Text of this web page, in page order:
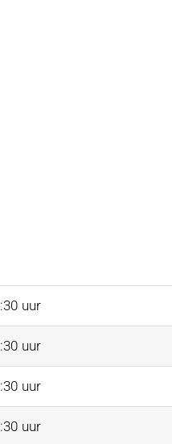
uur
uur
uur
uur